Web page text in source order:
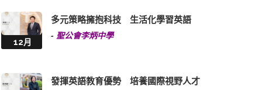
12月
多元策略擁抱科技 生活化學習英語
- 聖公會李炳中學
發揮英語教育優勢 培養國際視野人才